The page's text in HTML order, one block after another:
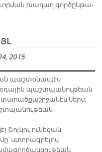
խա­ղաղ գոր­ծըն­թա­
2015